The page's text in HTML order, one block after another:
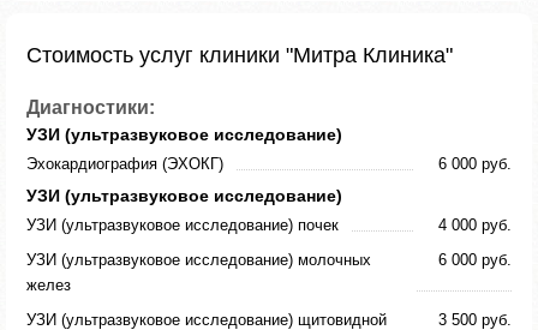
Стоимость услуг клиники "Митра Клиника"
Диагностики:
УЗИ (ультразвуковое исследование)
Эхокардиография (ЭХОКГ) 6 000 руб.
УЗИ (ультразвуковое исследование)
УЗИ (ультразвуковое исследование) почек
4 000 руб.
УЗИ (ультразвуковое исследование) молочных
желез
6 000 руб.
УЗИ (ультразвуковое исследование) щитовидной
3 500 руб.